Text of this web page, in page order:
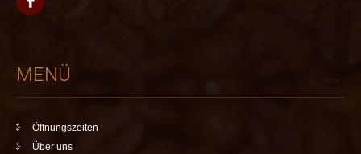
MENÜ
Öffnungszeiten
Über uns